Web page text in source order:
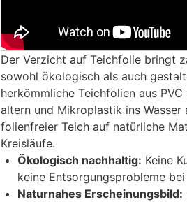
Der Verzicht auf Teichfolie bringt
sowohl ökologisch als auch
herkömmliche Teichfolien aus
altern und Mikroplastik ins
folienfreier Teich auf natürliche
Kreisläufe.
Ökologisch nachhaltig: Keine
keine Entsorgungsprobleme
Naturnahes Erscheinungsbild: